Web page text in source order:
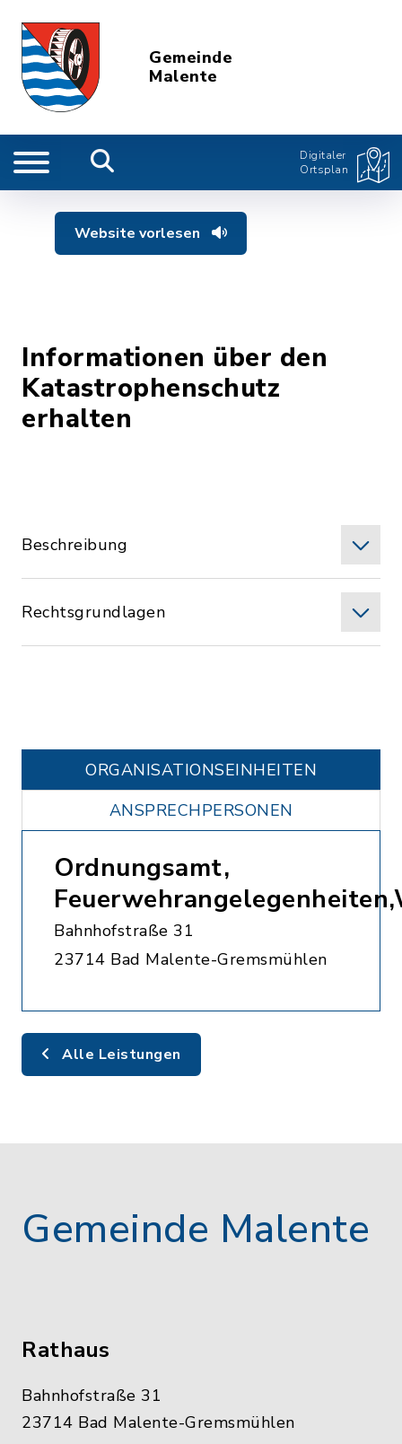
Gemeinde
Malente
Digitaler
Ortsplan
Website vorlesen
Informationen über den
Katastrophenschutz
erhalten
Beschreibung
Rechtsgrundlagen
ORGANISATIONS­EINHEITEN
ANSPRECHPERSONEN
Ordnungsamt,
Bahnhofstraße 31
23714 Bad Malente-Gremsmühlen
Alle Leistungen
Gemeinde Malente
Rathaus
Bahnhofstraße 31
23714 Bad Malente-Gremsmühlen